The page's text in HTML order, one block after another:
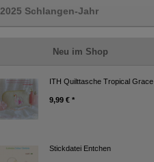
2025 Schlangen-Jahr
Neu im Shop
ITH Quilttasche Tropical Grace
9,99 € *
Stickdatei Entchen